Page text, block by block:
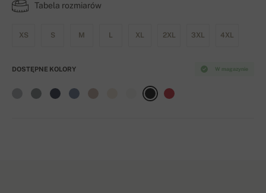
Tabela rozmiarów
XS S M L XL 2XL 3XL 4XL
W magazynie
DOSTĘPNE KOLORY